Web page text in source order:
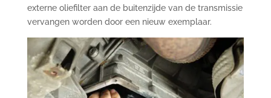
externe oliefilter aan de buitenzijde van de transmissie
vervangen worden door een nieuw exemplaar.